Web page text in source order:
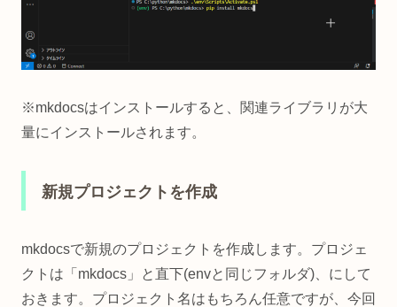
※mkdocsはインストールすると、関連ライブラリが大
量にインストールされます。
新規プロジェクトを作成
mkdocsで新規のプロジェクトを作成します。プロジェ
クトは「mkdocs」と直下(envと同じフォルダ)、にして
おきます。プロジェクト名はもちろん任意ですが、今回